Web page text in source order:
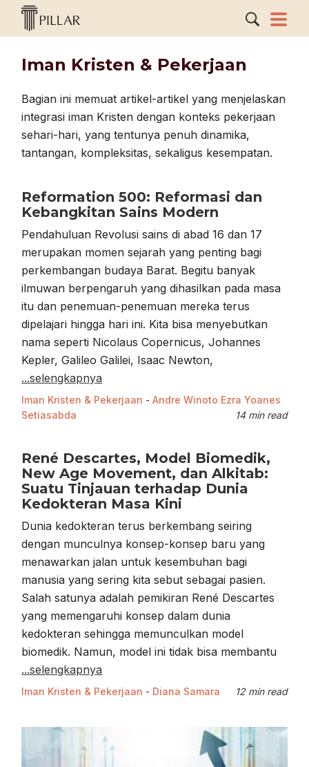
Iman Kristen & Pekerjaan
Bagian ini memuat artikel-artikel yang menjelaskan
integrasi iman Kristen dengan konteks pekerjaan
sehari-hari, yang tentunya penuh dinamika,
tantangan, kompleksitas, sekaligus kesempatan.
Reformation 500: Reformasi dan
Kebangkitan Sains Modern
Pendahuluan Revolusi sains di abad 16 dan 17
merupakan momen sejarah yang penting bagi
perkembangan budaya Barat. Begitu banyak
ilmuwan berpengaruh yang dihasilkan pada masa
itu dan penemuan-penemuan mereka terus
dipelajari hingga hari ini. Kita bisa menyebutkan
nama seperti Nicolaus Copernicus, Johannes
Kepler, Galileo Galilei, Isaac Newton,
...selengkapnya
Iman Kristen & Pekerjaan -Andre Winoto Ezra Yoanes
Setiasabda
14 min read
René Descartes, Model Biomedik,
New Age Movement, dan Alkitab:
Suatu Tinjauan terhadap Dunia
Kedokteran Masa Kini
Dunia kedokteran terus berkembang seiring
dengan munculnya konsep-konsep baru yang
menawarkan jalan untuk kesembuhan bagi
manusia yang sering kita sebut sebagai pasien.
Salah satunya adalah pemikiran René Descartes
yang memengaruhi konsep dalam dunia
kedokteran sehingga memunculkan model
biomedik. Namun, model ini tidak bisa membantu
...selengkapnya
Iman Kristen & Pekerjaan - Diana Samara 12 min read